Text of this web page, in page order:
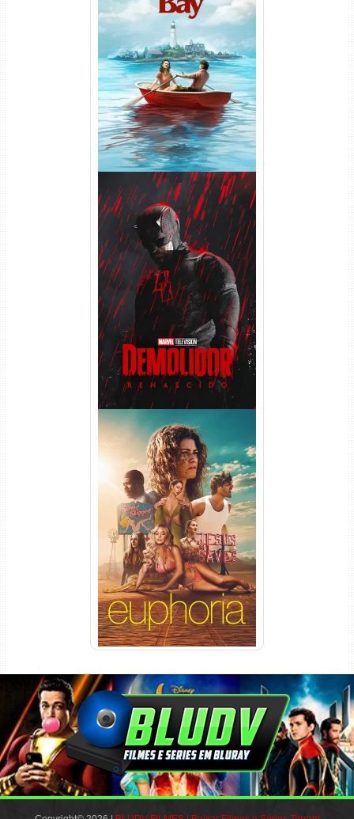
O Segredo de Widow’s Bay
1ª Temporada Torrent (2026)
WEB-DL 1080p Dual Áudio
Demolidor: Renascido 2ª
Temporada (2026) WEB-DL
1080p Dual Áudio
Euphoria 3ª Temporada
Torrent (2026) WEB-DL 1080p
Dual Áudio